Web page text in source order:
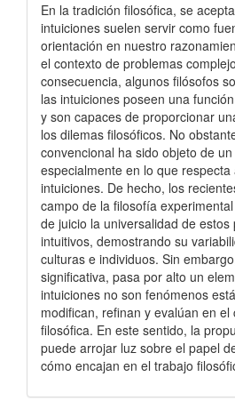
En la tradición filosófica, se
intuiciones suelen servir como
orientación en nuestro
el contexto de problemas
consecuencia, algunos filósofos
las intuiciones poseen una
y son capaces de proporcionar
los dilemas filosóficos. No
convencional ha sido objeto de
especialmente en lo que
intuiciones. De hecho, los
campo de la filosofía
de juicio la universalidad de estos
intuitivos, demostrando su
culturas e individuos. Sin
significativa, pasa por alto un
intuiciones no son fenómenos
modifican, refinan y evalúan en
filosófica. En este sentido, la
puede arrojar luz sobre el papel
cómo encajan en el trabajo